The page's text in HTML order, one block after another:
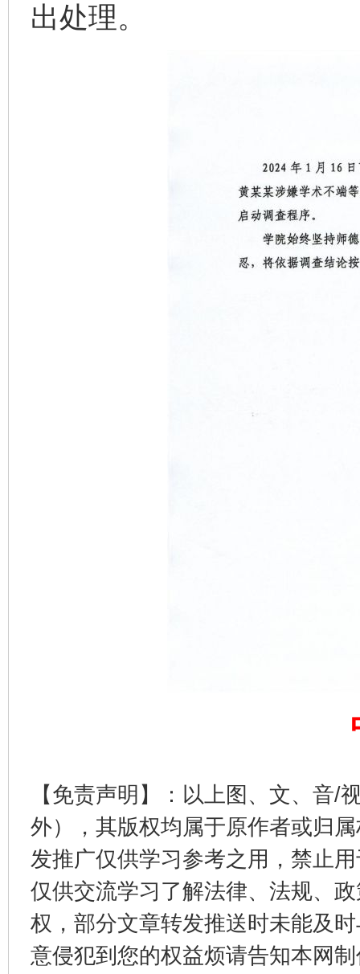
出处理。
【免责声明】：以上图、文、音/
外），其版权均属于原作者或归
发推广仅供学习参考之用，禁止
仅供交流学习了解法律、法规、
权，部分文章转发推送时未能及
意侵犯到您的权益烦请告知本网